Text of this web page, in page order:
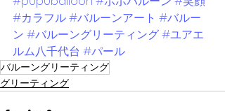
#カラフル#バルーンアート #バルー
ン #バルーングリーティング#ユアエ
ルム八千代台 #パール
バルーングリーティング
グリーティング